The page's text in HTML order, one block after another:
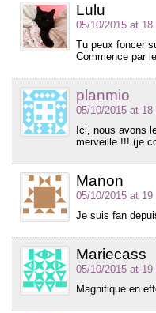
Lulu
05/10/2015 at 18
Tu peux foncer
Commence par
planmio
05/10/2015 at 18
Ici, nous avons
merveille !!! (je
Manon
05/10/2015 at 19
Je suis fan
Mariecass
05/10/2015 at 19
Magnifique en